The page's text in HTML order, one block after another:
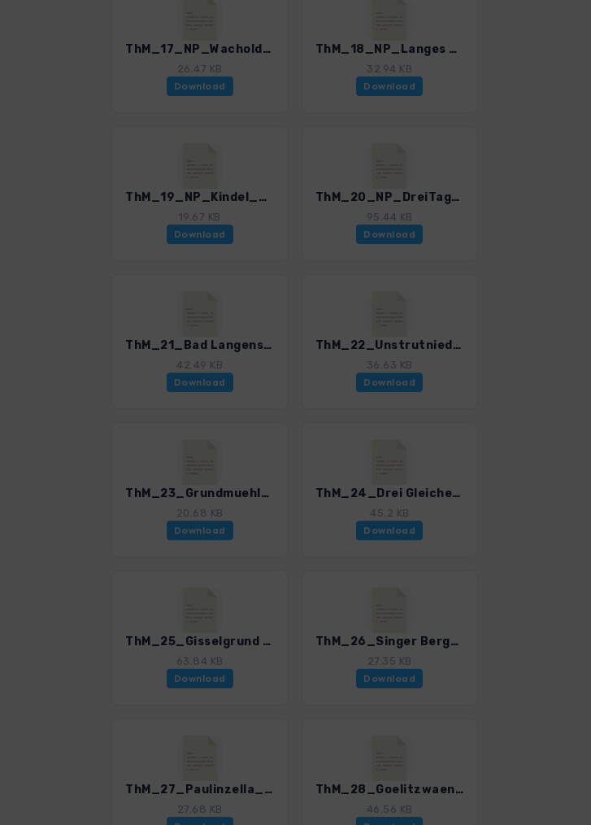
ThM_17_NP_Wacholderhoeg und Sperbersgrund_4519_2.gpx
26.47 KB
Download
ThM_18_NP_Langes Tal und Alter Berg_4519_2.gpx
32.94 KB
Download
ThM_19_NP_Kindel_4519_2.gpx
19.67 KB
Download
ThM_20_NP_DreiTage_4519_2.gpx
95.44 KB
Download
ThM_21_Bad Langensalza_4519_2.gpx
42.49 KB
Download
ThM_22_Unstrutniederung Gebesee_4519_2.gpx
36.63 KB
Download
ThM_23_Grundmuehle und Orphalgrund_4519_2.gpx
20.68 KB
Download
ThM_24_Drei Gleichen_4519_2.gpx
45.2 KB
Download
ThM_25_Gisselgrund Hecken_4519_2.gpx
63.84 KB
Download
ThM_26_Singer Berg_4519_2.gpx
27.35 KB
Download
ThM_27_Paulinzella_4519_2.gpx
27.68 KB
ThM_28_Goelitzwaende_und Burg Greifenstein_4519_2.gpx
46.56 KB